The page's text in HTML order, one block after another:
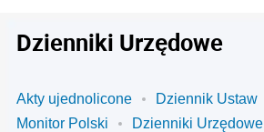
Dzienniki Urzędowe
Akty ujednolicone
Dziennik Ustaw
Monitor Polski
Dzienniki Urzędowe